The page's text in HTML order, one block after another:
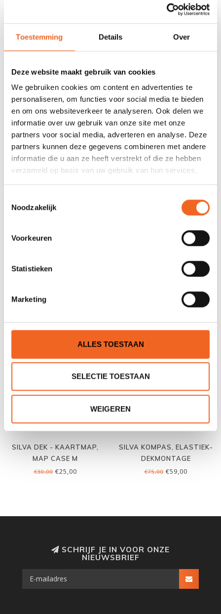
Toestemming Details Over
Deze website maakt gebruik van cookies
We gebruiken cookies om content en advertenties te
personaliseren, om functies voor social media te bieden
en om ons websiteverkeer te analyseren. Ook delen we
informatie over uw gebruik van onze site met onze
partners voor social media, adverteren en analyse. Deze
partners kunnen deze gegevens combineren met andere
informatie die u aan ze heeft verstrekt of die ze hebben
verzameld op basis van uw gebruik van hun services.
Noodzakelijk
Voorkeuren
Statistieken
Marketing
ALLES TOESTAAN
SELECTIE TOESTAAN
WEIGEREN
0 sterren op basis van 0 beoordelingen
JE BEOORDELING TOEVOEGEN
GERELATEERDE PRODUCTEN
€20,00
SILVA DEK - KAARTMAP,
MAP CASE S
€19,00
SILVA DEK - KAARTMAP,
MAP CASE M
€30,00€25,00
SILVA KOMPAS, ELASTIEK-
DEKMONTAGE
€75,00€59,00
SCHRIJF JE IN VOOR ONZE
NIEUWSBRIEF